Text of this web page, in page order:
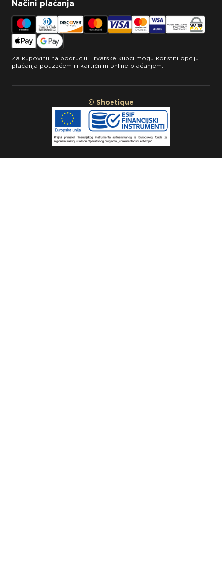
Načini plaćanja
Za kupovinu na području Hrvatske kupci mogu koristiti opciju
plaćanja pouzećem ili kartičnim online plaćanjem.
© Shoetique